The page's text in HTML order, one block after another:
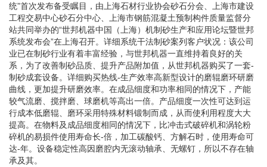
统”首次发布备受瞩目，由上海石材行业协会砂石分会、上海市建设
工程交易中心砂石分中心、上海市钢筋混凝土预制构件质量监督分
站共同举办的“世邦机器中国（上海）机制砂生产和应用论坛暨世邦
系统发布会”在上海召开。详细系统干法制砂案列客户状况：该公司
业已在制砂行业有着丰富经验，与世邦机器一直维持着良好的关
系，为了改善制砂品质、提升产品附加值，从世邦机器购买了一套-
制砂成套设备。详细购买热线-生产效率高新型设计的磨辊磨环研磨
曲线，更加提升研磨效率。在成品细度和功率相同的情况下，产能
较气流磨、搅拌磨、球磨机等高出一倍。产品细度一次性可达到运
行成本低磨辊、磨环采用特殊材料锻制而成，从而使利用程度大大
提高。在物料及成品细度相同的情况下，比冲击式破碎机和涡轮粉
碎机的易损件使用寿命长-倍，加工碳酸钙、方解石时，使用寿命可
达-年。设备稳定性高因磨腔内无滚动轴承、无螺钉，所以不存在轴
承及其。